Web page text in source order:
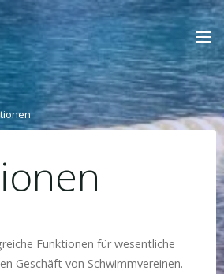
LSM
Funktionen für wesentliche
Geschäft von Schwimmvereinen.